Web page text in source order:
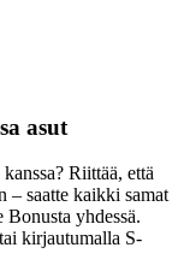
asut
Riittää, että
– saatte kaikki samat
yhdessä.
kirjautumalla S-